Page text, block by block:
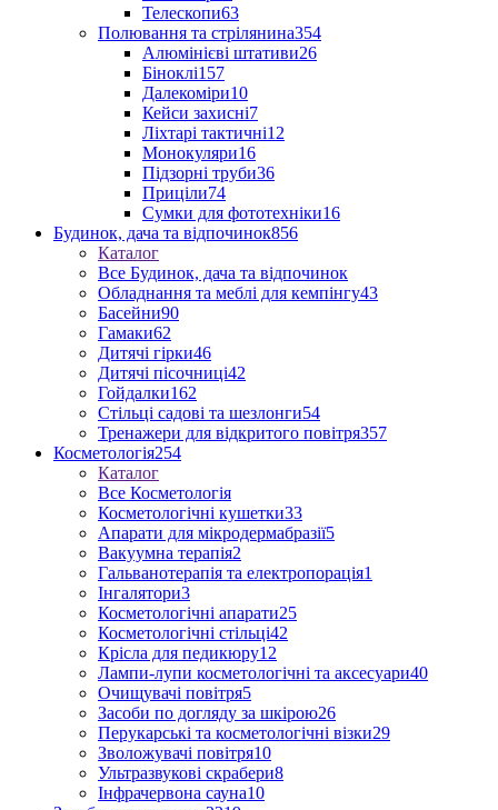
Телескопи63
Полювання та стрілянина354
Алюмінієві штативи26
Біноклі157
Далекоміри10
Кейси захисні7
Ліхтарі тактичні12
Монокуляри16
Підзорні труби36
Приціли74
Сумки для фототехніки16
Будинок, дача та відпочинок856
Каталог
Все Будинок, дача та відпочинок
Обладнання та меблі для кемпінгу43
Басейни90
Гамаки62
Дитячі гірки46
Дитячі пісочниці42
Гойдалки162
Стільці садові та шезлонги54
Тренажери для відкритого повітря357
Косметологія254
Каталог
Все Косметологія
Косметологічні кушетки33
Апарати для мікродермабразії5
Вакуумна терапія2
Гальванотерапія та електропорація1
Інгалятори3
Косметологічні апарати25
Косметологічні стільці42
Крісла для педикюру12
Лампи-лупи косметологічні та аксесуари40
Очищувачі повітря5
Засоби по догляду за шкірою26
Перукарські та косметологічні візки29
Зволожувачі повітря10
Ультразвукові скрабери8
Інфрачервона сауна10